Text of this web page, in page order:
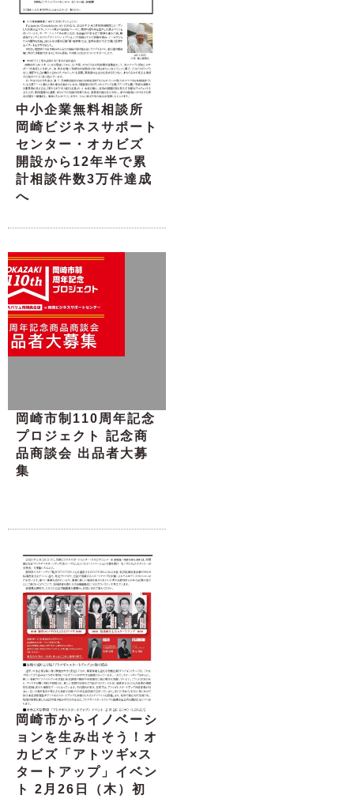
中小企業無料相談所
岡崎ビジネスサポート
センター・オカビズ
開設から12年半で累
計相談件数3万件達成
へ
岡崎市制110周年記念
プロジェクト 記念商
品商談会 出品者大募
集
岡崎市からイノベーシ
ョンを生み出そう！オ
カビズ「アトツギ×ス
タートアップ」イベン
ト 2月26日（木）初